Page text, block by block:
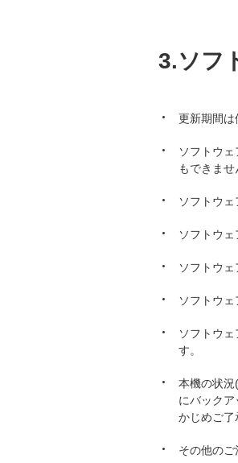
3.ソフ
更新期間は
ソフトウ
もできませ
ソフトウ
ソフトウ
ソフトウ
ソフトウ
ソフトウ
す。
本機の状
にバック
かじめご了
その他のご